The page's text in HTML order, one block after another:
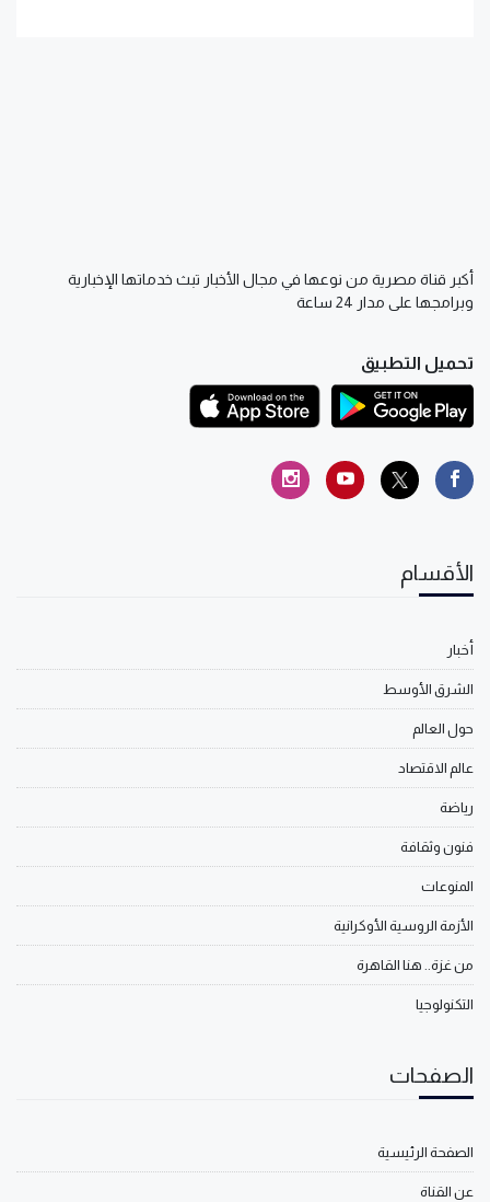
أكبر قناة مصرية من نوعها في مجال الأخبار تبث خدماتها الإخبارية
وبرامجها على مدار 24 ساعة
تحميل التطبيق
الأقسام
أخبار
الشرق الأوسط
حول العالم
عالم الاقتصاد
رياضة
فنون وثقافة
المنوعات
الأزمة الروسية الأوكرانية
من غزة.. هنا القاهرة
التكنولوجيا
الصفحات
الصفحة الرئيسية
عن القناة